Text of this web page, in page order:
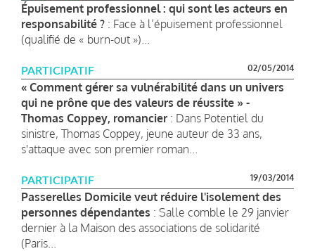
Épuisement professionnel : qui sont les acteurs en
responsabilité ? : Face à l’épuisement professionnel
(qualifié de « burn-out »)...
PARTICIPATIF 02/05/2014
« Comment gérer sa vulnérabilité dans un univers
qui ne prône que des valeurs de réussite » -
Thomas Coppey, romancier : Dans Potentiel du
sinistre, Thomas Coppey, jeune auteur de 33 ans,
s'attaque avec son premier roman...
PARTICIPATIF 19/03/2014
Passerelles Domicile veut réduire l'isolement des
personnes dépendantes : Salle comble le 29 janvier
dernier à la Maison des associations de solidarité
(Paris...